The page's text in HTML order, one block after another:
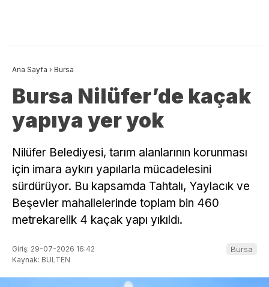
Ana Sayfa › Bursa
Bursa Nilüfer’de kaçak
yapıya yer yok
Nilüfer Belediyesi, tarım alanlarının korunması
için imara aykırı yapılarla mücadelesini
sürdürüyor. Bu kapsamda Tahtalı, Yaylacık ve
Beşevler mahallelerinde toplam bin 460
metrekarelik 4 kaçak yapı yıkıldı.
Giriş: 29-07-2026 16:42
Kaynak: BULTEN
Bursa